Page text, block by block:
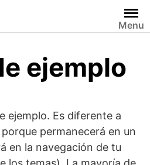
Menu
ejemplo
ejemplo. Es diferente a
permanecerá en un
en la navegación de tu